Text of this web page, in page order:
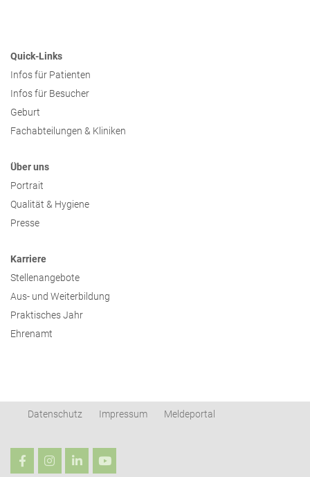
Quick-Links
Infos für Patienten
Infos für Besucher
Geburt
Fachabteilungen & Kliniken
Über uns
Portrait
Qualität & Hygiene
Presse
Karriere
Stellenangebote
Aus- und Weiterbildung
Praktisches Jahr
Ehrenamt
Datenschutz Impressum Meldeportal